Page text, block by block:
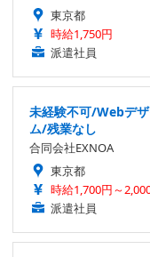
東京都
時給1,750円
派遣社員
未経験不可/Webデ
ム/残業なし
合同会社EXNOA
東京都
時給1,700円～
派遣社員